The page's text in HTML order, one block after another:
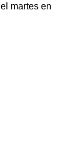
martes en